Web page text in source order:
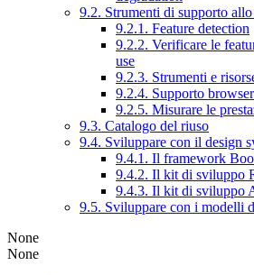
9.2. Strumenti di supporto
9.2.1. Feature detection
9.2.2. Verificare le
use
9.2.3. Strumenti e
9.2.4. Supporto browser
9.2.5. Misurare le
9.3. Catalogo del riuso
9.4. Sviluppare con il design
9.4.1. Il framework
9.4.2. Il kit di sviluppo
9.4.3. Il kit di sviluppo
9.5. Sviluppare con i modelli
None
None